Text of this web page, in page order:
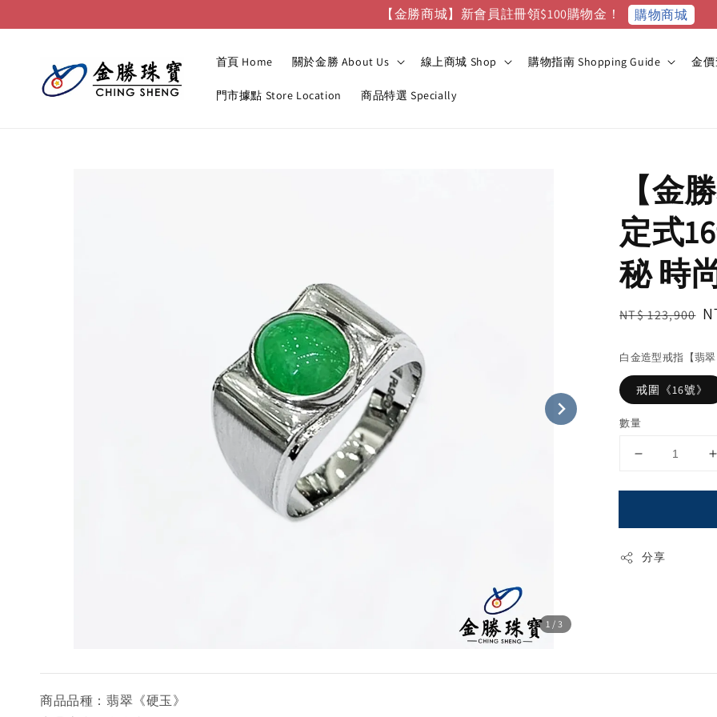
【金勝商城】新會員註冊領$100購物金！ 購物商城
首頁 Home 關於金勝 About Us 線上商城 Shop 購物指南 Shopping Guide 金
門市據點 Store Location 商品特選 Specially
1 /3
【金
定式
秘 時
Regular
NT$ 123,900
白金造型戒指【翡翠
戒圍《16號》
數量
分享
商品品種：翡翠《硬玉》